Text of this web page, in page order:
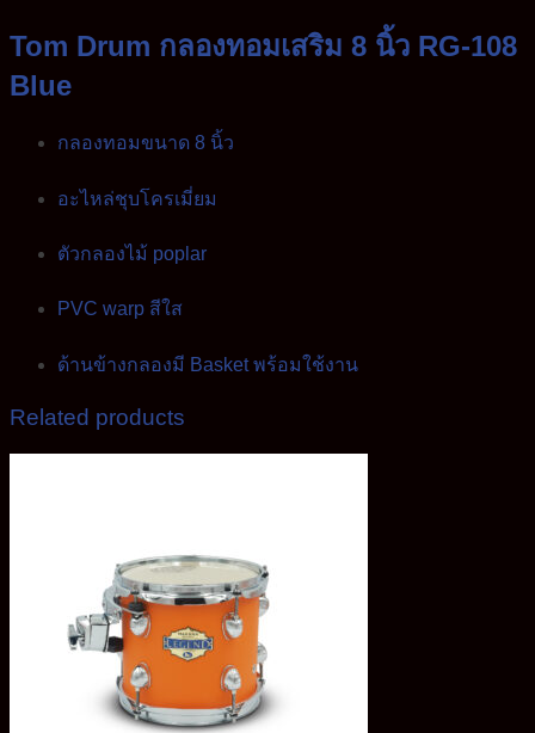
Tom Drum กลองทอมเสริม 8 นิ้ว RG-108
Blue
กลองทอมขนาด 8 นิ้ว
อะไหล่ชุบโครเมี่ยม
ตัวกลองไม้ poplar
PVC warp สีใส
ด้านข้างกลองมี Basket พร้อมใช้งาน
Related products